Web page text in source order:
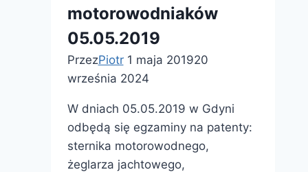
człowieku,
udaje
–
Grecjo
do
zobaczenia”
motorowodniaków
05.05.2019
PrzezPiotr 1 maja 201920
września 2024
W dniach 05.05.2019 w Gdyni
odbędą się egzaminy na patenty:
sternika motorowodnego,
żeglarza jachtowego,